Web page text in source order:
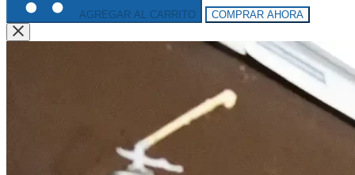
AGREGAR AL CARRITO COMPRAR AHORA